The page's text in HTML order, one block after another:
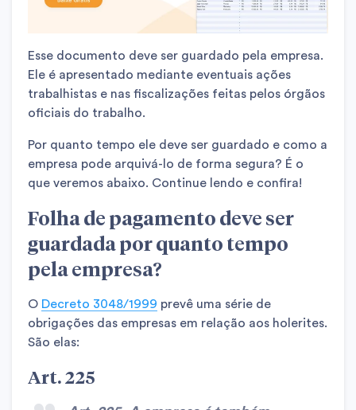
Esse documento deve ser guardado pela empresa.
Ele é apresentado mediante eventuais ações
trabalhistas e nas fiscalizações feitas pelos órgãos
oficiais do trabalho.
Por quanto tempo ele deve ser guardado e como a
empresa pode arquivá-lo de forma segura? É o
que veremos abaixo. Continue lendo e confira!
Folha de pagamento deve ser
guardada por quanto tempo
pela empresa?
O Decreto 3048/1999 prevê uma série de
obrigações das empresas em relação aos holerites.
São elas:
Art. 225